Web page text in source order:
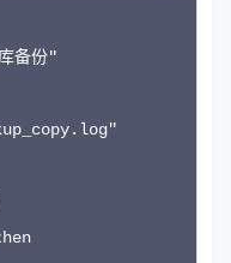
备份"